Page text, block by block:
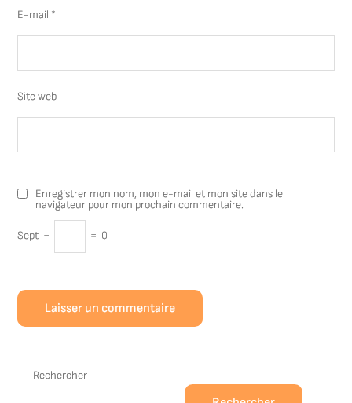
E-mail *
Site web
Enregistrer mon nom, mon e-mail et mon site dans le
navigateur pour mon prochain commentaire.
Sept − = 0
Rechercher